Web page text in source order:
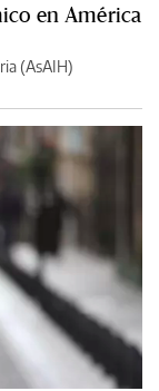
en América
(AsAIH)